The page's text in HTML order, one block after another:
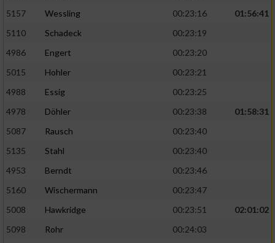
5157
Wessling 00:23:16
01:56:41
5110
Schadeck
00:23:19
4986
Engert
00:23:20
5015
Hohler
00:23:21
4988
Essig
00:23:25
4978
Döhler 00:23:38
01:58:31
5087
Rausch
00:23:40
5135
Stahl
00:23:40
4953
Berndt
00:23:46
5160
Wischermann
00:23:47
5008
Hawkridge 00:23:51
02:01:02
5098
Rohr
00:24:03